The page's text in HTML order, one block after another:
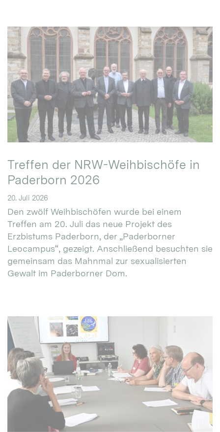
Treffen der NRW-Weihbischöfe in
Paderborn 2026
20. Juli 2026
Den zwölf Weihbischöfen wurde bei einem
Treffen am 20. Juli das neue Projekt des
Erzbistums Paderborn, der „Paderborner
Leocampus“, gezeigt. Anschließend besuchten sie
gemeinsam das Mahnmal zur sexualisierten
Gewalt im Paderborner Dom.